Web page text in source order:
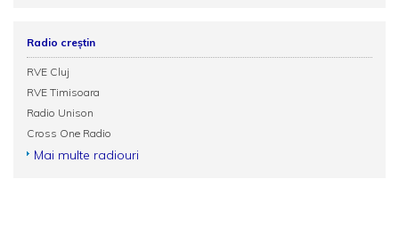
Radio creștin
RVE Cluj
RVE Timisoara
Radio Unison
Cross One Radio
Mai multe radiouri